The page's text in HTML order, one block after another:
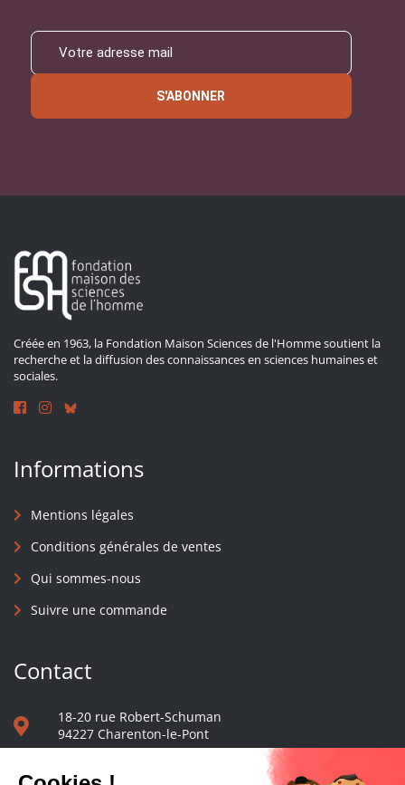
S'ABONNER
Créée en 1963, la Fondation Maison Sciences de l'Homme soutient la
recherche et la diffusion des connaissances en sciences humaines et
sociales.
Informations
Mentions légales
Conditions générales de ventes
Qui sommes-nous
Suivre une commande
Contact
18-20 rue Robert-Schuman
94227 Charenton-le-Pont